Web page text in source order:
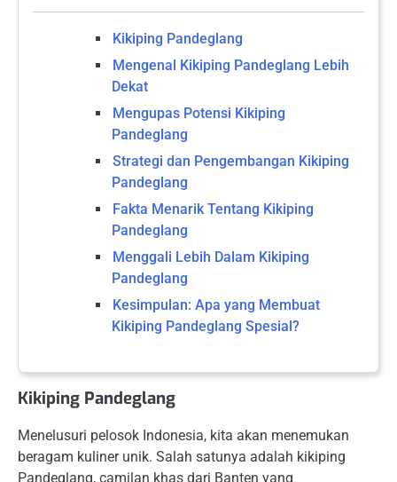
Kikiping Pandeglang
Mengenal Kikiping Pandeglang Lebih
Dekat
Mengupas Potensi Kikiping
Pandeglang
Strategi dan Pengembangan Kikiping
Pandeglang
Fakta Menarik Tentang Kikiping
Pandeglang
Menggali Lebih Dalam Kikiping
Pandeglang
Kesimpulan: Apa yang Membuat
Kikiping Pandeglang Spesial?
Kikiping Pandeglang
Menelusuri pelosok Indonesia, kita akan menemukan
beragam kuliner unik. Salah satunya adalah kikiping
Pandeglang, camilan khas dari Banten yang